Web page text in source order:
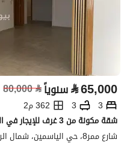
⃁65,000 سنوياً⃁
80,000
3
3
362 م2
شقة مكونة من 3 غرف للإيجار في الياسمين، الرياض
شارع ممر8، حي الياسمين، شمال الرياض، الرياض